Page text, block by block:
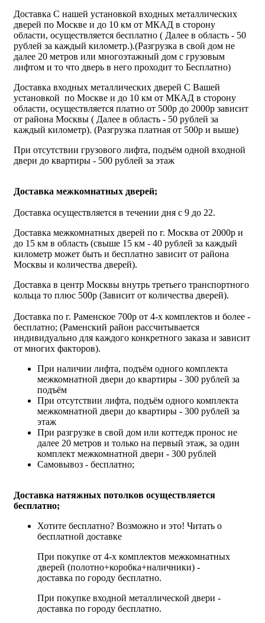
Доставка С нашей установкой входных металлических
дверей по Москве и до 10 км от МКАД в сторону
области, осуществляется бесплатно ( Далее в область - 50
рублей за каждый километр.).(Разгрузка в свой дом не
далее 20 метров или многоэтажный дом с грузовым
лифтом и то что дверь в него проходит то Бесплатно)
Доставка входных металлических дверей С Вашей
установкой по Москве и до 10 км от МКАД в сторону
области, осуществляется платно от 500р до 2000р зависит
от района Москвы ( Далее в область - 50 рублей за
каждый километр). (Разгрузка платная от 500р и выше)
При отсутствии грузового лифта, подъём одной входной
двери до квартиры - 500 рублей за этаж
Доставка межкомнатных дверей;
Доставка осуществляется в течении дня с 9 до 22.
Доставка межкомнатных дверей по г. Москва от 2000р и
до 15 км в область (свыше 15 км - 40 рублей за каждый
километр может быть и бесплатно зависит от района
Москвы и количества дверей).
Доставка в центр Москвы внутрь третьего транспортного
кольца то плюс 500р (Зависит от количества дверей).
Доставка по г. Раменское 700р от 4-х комплектов и более -
бесплатно; (Раменский район рассчитывается
индивидуально для каждого конкретного заказа и зависит
от многих факторов).
При наличии лифта, подъём одного комплекта
межкомнатной двери до квартиры - 300 рублей за
подъём
При отсутствии лифта, подъём одного комплекта
межкомнатной двери до квартиры - 300 рублей за
этаж
При разгрузке в свой дом или коттедж пронос не
далее 20 метров и только на первый этаж, за один
комплект межкомнатной двери - 300 рублей
Самовывоз - бесплатно;
Доставка натяжных потолков осуществляется
бесплатно;
Хотите бесплатно? Возможно и это! Читать о
бесплатной доставке
При покупке от 4-х комплектов межкомнатных
дверей (полотно+коробка+наличники) -
доставка по городу бесплатно.
При покупке входной металлической двери -
доставка по городу бесплатно.